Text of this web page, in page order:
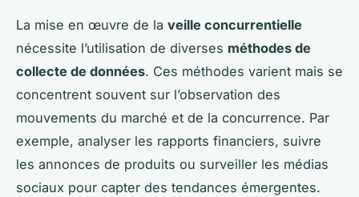
La mise en œuvre de la veille concurrentielle
nécessite l’utilisation de diverses méthodes de
collecte de données. Ces méthodes varient mais se
concentrent souvent sur l’observation des
mouvements du marché et de la concurrence. Par
exemple, analyser les rapports financiers, suivre
les annonces de produits ou surveiller les médias
sociaux pour capter des tendances émergentes.